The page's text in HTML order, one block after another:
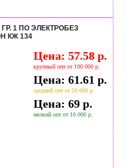
1 ПО ЭЛЕКТРОБЕЗ
КЖ 134
Цена: 57.58 р.
крупный опт от 100 000 р.
Цена: 61.61 р.
средний опт от 50 000 р.
Цена: 69 р.
мелкий опт от 10 000 р.